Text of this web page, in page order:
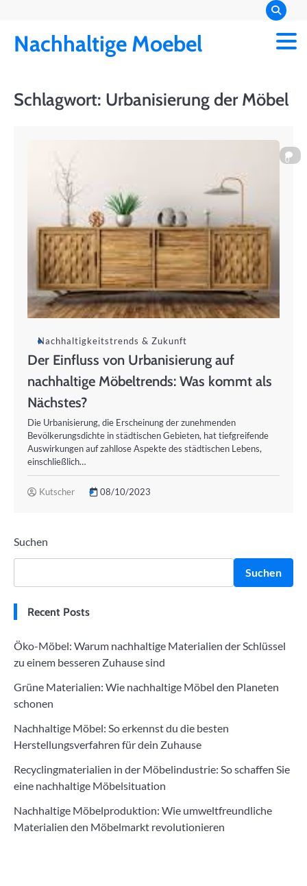
content
Nachhaltige Moebel
Schlagwort: Urbanisierung der Möbel
0
Nachhaltigkeitstrends & Zukunft
Der Einfluss von Urbanisierung auf
nachhaltige Möbeltrends: Was kommt als
Nächstes?
Die Urbanisierung, die Erscheinung der zunehmenden
Bevölkerungsdichte in städtischen Gebieten, hat tiefgreifende
Auswirkungen auf zahllose Aspekte des städtischen Lebens,
einschließlich…
Kutscher 08/10/2023
Suchen
Suchen
Recent Posts
Öko-Möbel: Warum nachhaltige Materialien der Schlüssel
zu einem besseren Zuhause sind
Grüne Materialien: Wie nachhaltige Möbel den Planeten
schonen
Nachhaltige Möbel: So erkennst du die besten
Herstellungsverfahren für dein Zuhause
Recyclingmaterialien in der Möbelindustrie: So schaffen Sie
eine nachhaltige Möbelsituation
Nachhaltige Möbelproduktion: Wie umweltfreundliche
Materialien den Möbelmarkt revolutionieren